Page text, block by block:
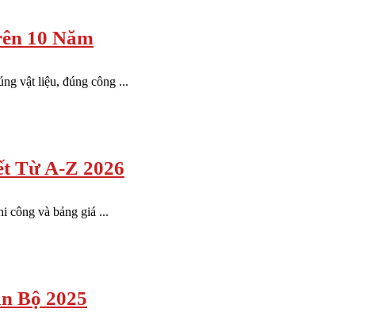
10 Năm
vật liệu, đúng công ...
Từ A-Z 2026
công và bảng giá ...
Bộ 2025